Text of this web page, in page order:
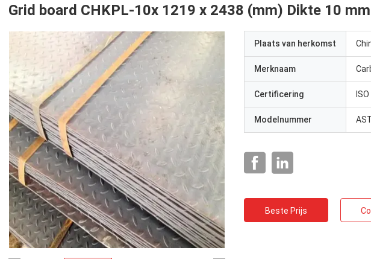
Grid board CHKPL-10x 1219 x 2438 (mm) Dikte 10
Plaats van herkomst
Merknaam
Certificering ISO
Modelnummer
Beste Prijs